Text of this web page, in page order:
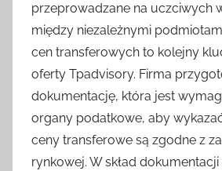
przeprowadzane na uczciwych
między niezależnymi
cen transferowych to kolejny
oferty Tpadvisory. Firma
dokumentację, która jest
organy podatkowe, aby
ceny transferowe są zgodne z
rynkowej. W skład